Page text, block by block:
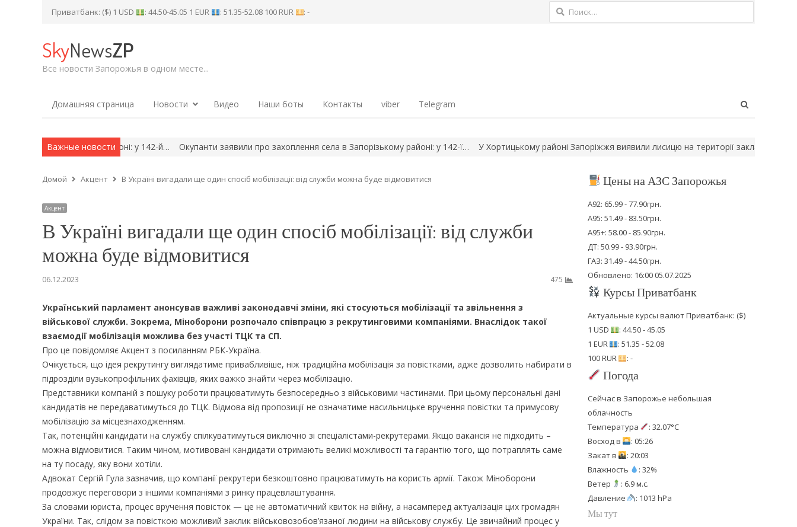
Приватбанк: ($) 1 USD : 44.50-45.05 1 EUR : 51.35-52.08 100 RUR : - Найти:
SkyNewsZP
Все новости Запорожья в одном месте...
Домашняя страница Новости Видео Наши боты Контакты viber Telegram
Важные новости
в Запорізькому районі: у 142-й… Окупанти заявили про захоплення села в Запорізькому районі: у 142-ї… У Хортицькому районі Запоріжжя виявили лисицю на території закладу освіти…
Домой Акцент В Україні вигадали ще один спосіб мобілізації: від служби можна буде відмовитися
Акцент
В Україні вигадали ще один спосіб мобілізації: від служби
можна буде відмовитися
06.12.2023 475
Український парламент анонсував важливі законодавчі зміни, які стосуються мобілізації та звільнення з
військової служби. Зокрема, Міноборони розпочало співпрацю з рекрутинговими компаніями. Внаслідок такої
взаємодії мобілізація можлива без участі ТЦК та СП.
Про це повідомляє Акцент з посиланням РБК-Україна.
Очікується, що ідея рекрутингу виглядатиме привабливіше, ніж традиційна мобілізація за повістками, адже дозволить набирати в
підрозділи вузькопрофільних фахівців, яких важко знайти через мобілізацію.
Представники компаній з пошуку роботи працюватимуть безпосередньо з військовими частинами. При цьому персональні дані
кандидатів не передаватимуться до ТЦК. Відмова від пропозиції не означатиме насильницьке вручення повістки та примусову
мобілізацію за місцезнаходженням.
Так, потенційні кандидати на службу спілкуватимуться виключно зі спеціалістами-рекрутерами. Якщо вакансія не підходить –
можна відмовитися. Таким чином, мотивовані кандидати отримають великі можливості та гарантію того, що потраплять саме
на ту посаду, яку вони хотіли.
Адвокат Сергій Гула зазначив, що компанії рекрутери безкоштовно працюватимуть на користь армії. Також Міноборони
продовжує переговори з іншими компаніями з ринку працевлаштування.
За словами юриста, процес вручення повісток — це не автоматичний квиток на війну, а насамперед актуалізація цих громадян
України. Так, слідом за повісткою можливий заклик військовозобов’язаної людини на військову службу. Це звичайний процес у
Цены на АЗС Запорожья
А92: 65.99 - 77.90грн.
А95: 51.49 - 83.50грн.
А95+: 58.00 - 85.90грн.
ДТ: 50.99 - 93.90грн.
ГАЗ: 31.49 - 44.50грн.
Обновлено: 16:00 05.07.2025
Курсы Приватбанк
Актуальные курсы валют Приватбанк: ($)
1 USD
: 44.50 - 45.05
1 EUR
: 51.35 - 52.08
100 RUR
: -
Погода
Сейчас в Запорожье небольшая
облачность
Температура
: 32.07°C
Восход в
: 05:26
Закат в
: 20:03
Влажность
: 32%
Ветер
: 6.9 м.с.
Давление
: 1013 hPa
Мы тут